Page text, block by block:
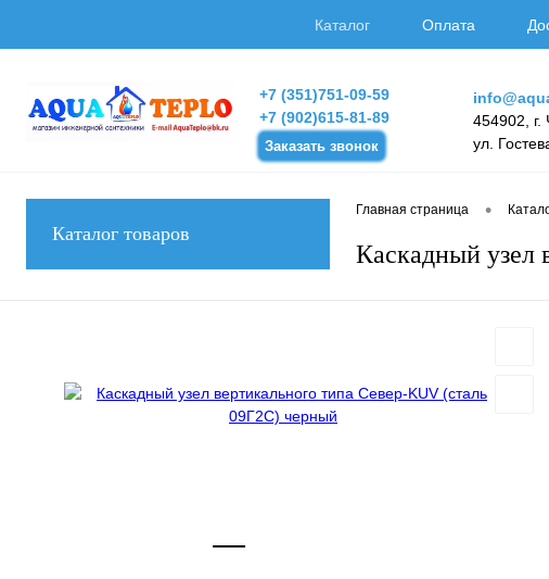
Каталог Оплата
+7 (351)751-09-59
+7 (902)615-81-89
Заказать звонок
454902, г.
ул.
Каталог товаров
Главная страница •
Каскадный узел